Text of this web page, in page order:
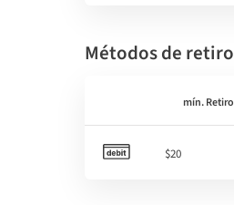
Métodos de retiro
mín. Retiro
$20